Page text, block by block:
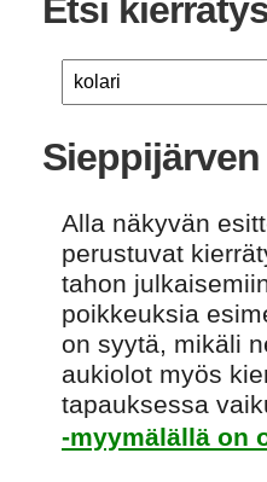
Etsi
Alla näkyvän
perustuvat
tahon
poikkeuksia
on syytä, mikäli
aukiolot myös
tapauksessa
-myymälällä on